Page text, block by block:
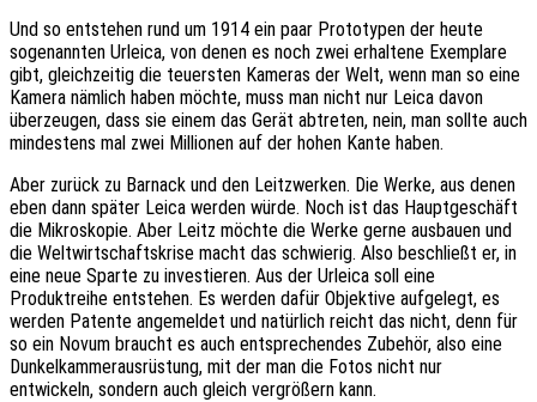
Und so entstehen rund um 1914 ein paar Prototypen der heute
sogenannten Urleica, von denen es noch zwei erhaltene Exemplare
gibt, gleichzeitig die teuersten Kameras der Welt, wenn man so eine
Kamera nämlich haben möchte, muss man nicht nur Leica davon
überzeugen, dass sie einem das Gerät abtreten, nein, man sollte auch
mindestens mal zwei Millionen auf der hohen Kante haben.
Aber zurück zu Barnack und den Leitzwerken. Die Werke, aus denen
eben dann später Leica werden würde. Noch ist das Hauptgeschäft
die Mikroskopie. Aber Leitz möchte die Werke gerne ausbauen und
die Weltwirtschaftskrise macht das schwierig. Also beschließt er, in
eine neue Sparte zu investieren. Aus der Urleica soll eine
Produktreihe entstehen. Es werden dafür Objektive aufgelegt, es
werden Patente angemeldet und natürlich reicht das nicht, denn für
so ein Novum braucht es auch entsprechendes Zubehör, also eine
Dunkelkammerausrüstung, mit der man die Fotos nicht nur
entwickeln, sondern auch gleich vergrößern kann.